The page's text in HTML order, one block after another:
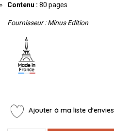
Contenu : 80 pages
Fournisseur : Minus Edition
Ajouter à ma liste d'envies